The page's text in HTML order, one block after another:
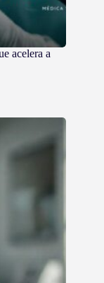
acelera a